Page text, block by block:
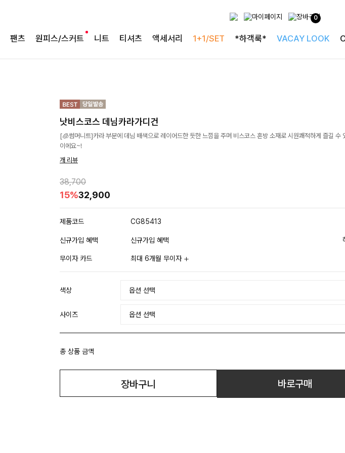
0
팬츠 원피스/스커트 니트 티셔츠 액세서리 1+1/SET *하객룩* VACAY LOOK
낫비스코스 데님카라가디건
[🧊썸머니트]카라 부분에 데님 배색으로 레이어드한 듯한 느낌을 주며 비스코스 혼방 소재로 시원쾌적하게 즐길 수
이에요~!
개 리뷰
38,700
15%32,900
제품코드 CG85413
신규가입 혜택 신규가입 혜택
무이자 카드 최대 6개월 무이자
색상
사이즈
총 상품 금액
장바구니 바로구매